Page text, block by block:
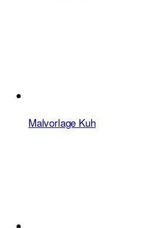
Malvorlage Kuh